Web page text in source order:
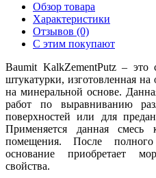
Обзор товара
Характеристики
Отзывов (0)
С этим покупают
Baumit KalkZementPutz – это
штукатурки, изготовленная на
на минеральной основе.
работ по выравниванию
поверхностей или для
Применяется данная
помещения. После
основание приобретает
свойства.